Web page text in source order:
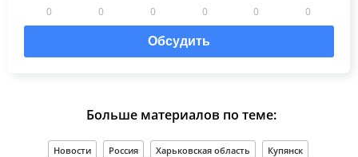
0 0 0 0 0 0
Обсудить
Больше материалов по теме:
Новости Россия Харьковская область Купянск